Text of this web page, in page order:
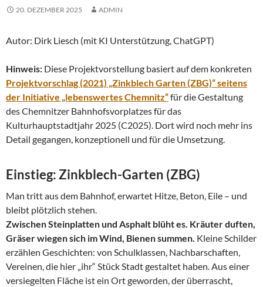
20. DEZEMBER 2025 ADMIN
Autor: Dirk Liesch (mit KI Unterstützung, ChatGPT)
Hinweis: Diese Projektvorstellung basiert auf dem konkreten
Projektvorschlag (2021) „Zinkblech Garten (ZBG)“ seitens
der Initiative „lebenswertes Chemnitz“für die Gestaltung
des Chemnitzer Bahnhofsvorplatzes für das
Kulturhauptstadtjahr 2025 (C2025). Dort wird noch mehr ins
Detail gegangen, konzeptionell und für die Umsetzung.
Einstieg: Zinkblech-Garten (ZBG)
Man tritt aus dem Bahnhof, erwartet Hitze, Beton, Eile – und
bleibt plötzlich stehen.
Zwischen Steinplatten und Asphalt blüht es. Kräuter duften,
Gräser wiegen sich im Wind, Bienen summen. Kleine Schilder
erzählen Geschichten: von Schulklassen, Nachbarschaften,
Vereinen, die hier „ihr“ Stück Stadt gestaltet haben. Aus einer
versiegelten Fläche ist ein Ort geworden, der überrascht,